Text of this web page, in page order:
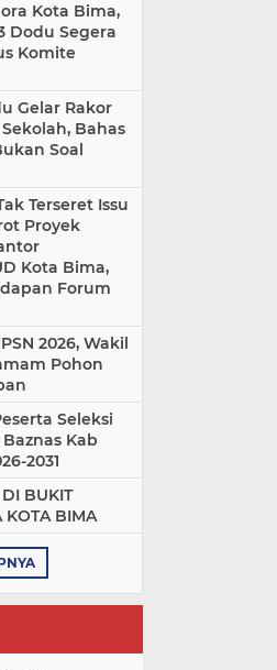
Kota Bima,
Dodu Segera
Komite
Gelar Rakor
Bahas
Soal
Terseret Issu
Proyek
Kota Bima,
Forum
2026, Wakil
Pohon
Seleksi
Kab
2031
BUKIT
KOTA BIMA